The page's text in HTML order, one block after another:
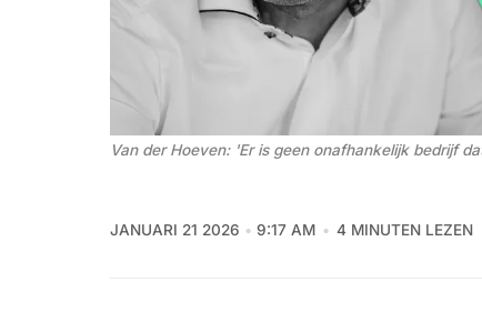
Van der Hoeven: 'Er is geen onafhankelijk bedrijf
JANUARI 21 2026 9:17 AM 4 MINUTEN LEZEN